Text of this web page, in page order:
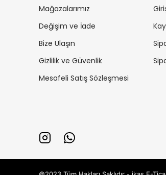
Mağazalarımız
Değişim ve İade
Bize Ulaşın
Gizlilik ve Güvenlik
Mesafeli Satış Sözleşmesi